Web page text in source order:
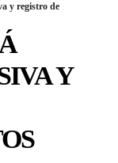
y registro de
Y